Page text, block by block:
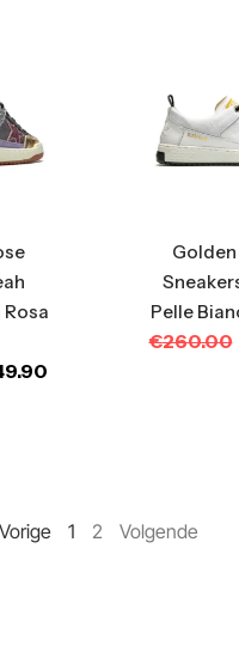
Pelle
€260.00
Vorige 1 2 Volgende